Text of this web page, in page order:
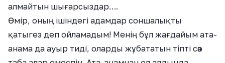
алмайтын шығарсыздар….
Өмір, оның ішіндегі адамдар соншалықты
қатыгез деп ойламадым! Менің бұл жағдайым ата-
анама да ауыр тиді, оларды жұбататын тіпті сөз